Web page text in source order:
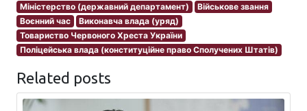
Міністерство (державний департамент)
Військове звання
Воєнний час
Виконавча влада (уряд)
Товариство Червоного Хреста України
Поліцейська влада (конституційне право Сполучених Штатів)
Related posts